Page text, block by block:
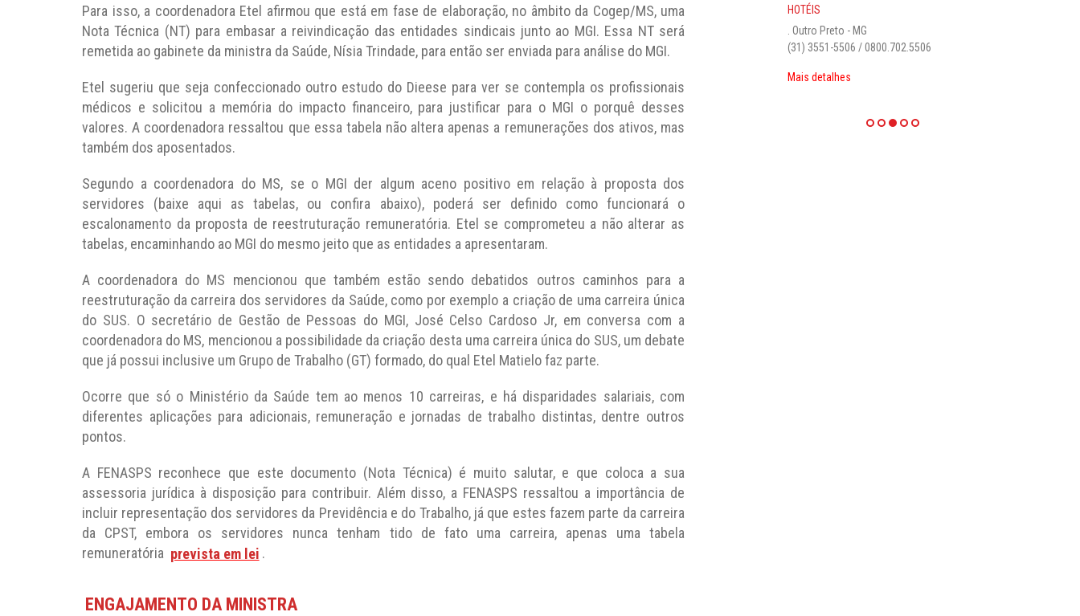
Para isso, a coordenadora Etel afirmou que está em fase de elaboração, no âmbito da Cogep/MS, uma
Nota Técnica (NT) para embasar a reivindicação das entidades sindicais junto ao MGI. Essa NT será
remetida ao gabinete da ministra da Saúde, Nísia Trindade, para então ser enviada para análise do MGI.
Etel sugeriu que seja confeccionado outro estudo do Dieese para ver se contempla os profissionais
médicos e solicitou a memória do impacto financeiro, para justificar para o MGI o porquê desses
valores. A coordenadora ressaltou que essa tabela não altera apenas a remunerações dos ativos, mas
também dos aposentados.
Segundo a coordenadora do MS, se o MGI der algum aceno positivo em relação à proposta dos
servidores (baixe aqui as tabelas, ou confira abaixo), poderá ser definido como funcionará o
escalonamento da proposta de reestruturação remuneratória. Etel se comprometeu a não alterar as
tabelas, encaminhando ao MGI do mesmo jeito que as entidades a apresentaram.
A coordenadora do MS mencionou que também estão sendo debatidos outros caminhos para a
reestruturação da carreira dos servidores da Saúde, como por exemplo a criação de uma carreira única
do SUS. O secretário de Gestão de Pessoas do MGI, José Celso Cardoso Jr, em conversa com a
coordenadora do MS, mencionou a possibilidade da criação desta uma carreira única do SUS, um debate
que já possui inclusive um Grupo de Trabalho (GT) formado, do qual Etel Matielo faz parte.
Ocorre que só o Ministério da Saúde tem ao menos 10 carreiras, e há disparidades salariais, com
diferentes aplicações para adicionais, remuneração e jornadas de trabalho distintas, dentre outros
pontos.
A FENASPS reconhece que este documento (Nota Técnica) é muito salutar, e que coloca a sua
assessoria jurídica à disposição para contribuir. Além disso, a FENASPS ressaltou a importância de
incluir representação dos servidores da Previdência e do Trabalho, já que estes fazem parte da carreira
da CPST, embora os servidores nunca tenham tido de fato uma carreira, apenas uma tabela
remuneratória prevista em lei .
ENGAJAMENTO DA MINISTRA
HOTÉIS
. Outro Preto - MG
(31) 3551-5506 / 0800.702.5506
Mais detalhes